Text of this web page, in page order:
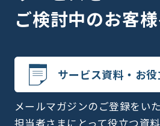
ご検討中のお客
サービス資料・お
メールマガジンのご登録をい